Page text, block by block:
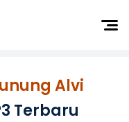
Alvi
Terbaru